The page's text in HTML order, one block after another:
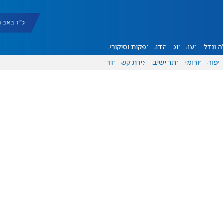
כ"ז באב
ונדל"ן דעות אוכל יהדות הפקות וסיקורים
ספורט פורומים אתר ישיבה יצירת קשר עוד